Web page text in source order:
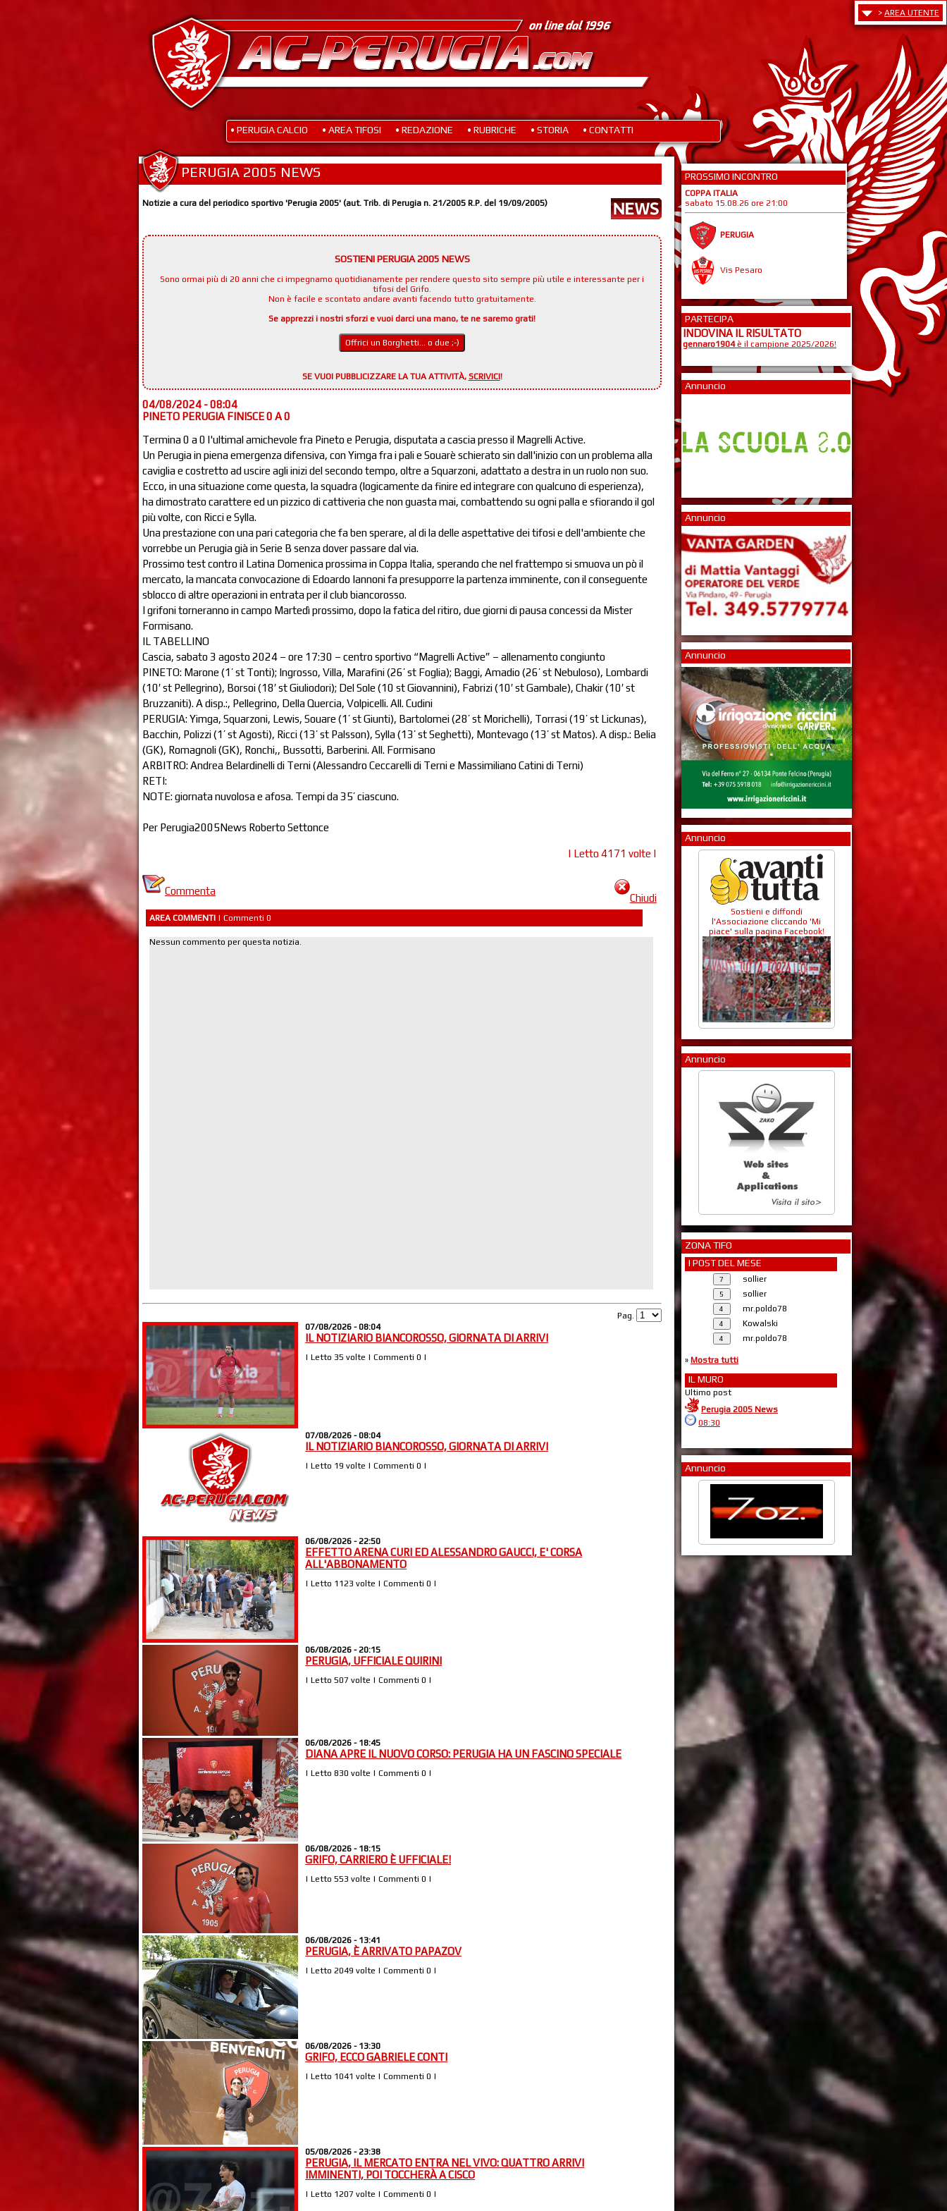
> AREA UTENTE
• PERUGIA CALCIO • AREA TIFOSI • REDAZIONE • RUBRICHE • STORIA • CONTATTI
PERUGIA 2005 NEWS
Notizie a cura del periodico sportivo 'Perugia 2005' (aut. Trib. di Perugia n. 21/2005 R.P. del 19/09/2005)
SOSTIENI PERUGIA 2005 NEWS
Sono ormai più di 20 anni che ci impegnamo quotidianamente per rendere questo sito sempre più utile e interessante per i
tifosi del Grifo.
Non è facile e scontato andare avanti facendo tutto gratuitamente.
Se apprezzi i nostri sforzi e vuoi darci una mano, te ne saremo grati!
Offrici un Borghetti... o due ;-)
SE VUOI PUBBLICIZZARE LA TUA ATTIVITÀ, SCRIVICI!
04/08/2024 - 08:04
PINETO PERUGIA FINISCE 0 A 0
Termina 0 a 0 l'ultimal amichevole fra Pineto e Perugia, disputata a cascia presso il Magrelli Active.
Un Perugia in piena emergenza difensiva, con Yimga fra i pali e Souarè schierato sin dall'inizio con un problema alla
caviglia e costretto ad uscire agli inizi del secondo tempo, oltre a Squarzoni, adattato a destra in un ruolo non suo.
Ecco, in una situazione come questa, la squadra (logicamente da finire ed integrare con qualcuno di esperienza),
ha dimostrato carattere ed un pizzico di cattiveria che non guasta mai, combattendo su ogni palla e sfiorando il gol
più volte, con Ricci e Sylla.
Una prestazione con una pari categoria che fa ben sperare, al di la delle aspettative dei tifosi e dell'ambiente che
vorrebbe un Perugia già in Serie B senza dover passare dal via.
Prossimo test contro il Latina Domenica prossima in Coppa Italia, sperando che nel frattempo si smuova un pò il
mercato, la mancata convocazione di Edoardo Iannoni fa presupporre la partenza imminente, con il conseguente
sblocco di altre operazioni in entrata per il club biancorosso.
I grifoni torneranno in campo Martedì prossimo, dopo la fatica del ritiro, due giorni di pausa concessi da Mister
Formisano.
IL TABELLINO
Cascia, sabato 3 agosto 2024 – ore 17:30 – centro sportivo “Magrelli Active” – allenamento congiunto
PINETO: Marone (1’ st Tonti); Ingrosso, Villa, Marafini (26’ st Foglia); Baggi, Amadio (26’ st Nebuloso), Lombardi
(10′ st Pellegrino), Borsoi (18′ st Giuliodori); Del Sole (10 st Giovannini), Fabrizi (10′ st Gambale), Chakir (10′ st
Bruzzaniti). A disp.:, Pellegrino, Della Quercia, Volpicelli. All. Cudini
PERUGIA: Yimga, Squarzoni, Lewis, Souare (1’ st Giunti), Bartolomei (28’ st Morichelli), Torrasi (19’ st Lickunas),
Bacchin, Polizzi (1’ st Agosti), Ricci (13’ st Palsson), Sylla (13’ st Seghetti), Montevago (13’ st Matos). A disp.: Belia
(GK), Romagnoli (GK), Ronchi,, Bussotti, Barberini. All. Formisano
ARBITRO: Andrea Belardinelli di Terni (Alessandro Ceccarelli di Terni e Massimiliano Catini di Terni)
RETI:
NOTE: giornata nuvolosa e afosa. Tempi da 35’ ciascuno.
Per Perugia2005News Roberto Settonce
| Letto 4171 volte |
Chiudi
Commenta
AREA COMMENTI | Commenti 0
Pag.
07/08/2026 - 08:04
IL NOTIZIARIO BIANCOROSSO, GIORNATA DI ARRIVI
| Letto 35 volte | Commenti 0 |
07/08/2026 - 08:04
IL NOTIZIARIO BIANCOROSSO, GIORNATA DI ARRIVI
| Letto 19 volte | Commenti 0 |
06/08/2026 - 22:50
EFFETTO ARENA CURI ED ALESSANDRO GAUCCI, E' CORSA
ALL'ABBONAMENTO
| Letto 1123 volte | Commenti 0 |
06/08/2026 - 20:15
PERUGIA, UFFICIALE QUIRINI
| Letto 507 volte | Commenti 0 |
06/08/2026 - 18:45
DIANA APRE IL NUOVO CORSO: PERUGIA HA UN FASCINO SPECIALE
| Letto 830 volte | Commenti 0 |
06/08/2026 - 18:15
GRIFO, CARRIERO È UFFICIALE!
| Letto 553 volte | Commenti 0 |
06/08/2026 - 13:41
PERUGIA, È ARRIVATO PAPAZOV
| Letto 2049 volte | Commenti 0 |
06/08/2026 - 13:30
GRIFO, ECCO GABRIELE CONTI
| Letto 1041 volte | Commenti 0 |
05/08/2026 - 23:38
PERUGIA, IL MERCATO ENTRA NEL VIVO: QUATTRO ARRIVI
IMMINENTI, POI TOCCHERÀ A CISCO
| Letto 1207 volte | Commenti 0 |
PROSSIMO INCONTRO
COPPA ITALIA
sabato 15.08.26 ore 21:00
PERUGIA
Vis Pesaro
PARTECIPA
INDOVINA IL RISULTATO
gennaro1904è il campione 2025/2026!
Annuncio
Annuncio
Annuncio
Annuncio
Sostieni e diffondi
l'Associazione cliccando 'Mi
piace' sulla pagina Facebook!
Annuncio
ZONA TIFO
I POST DEL MESE
sollier
sollier
mr.poldo78
Kowalski
mr.poldo78
» Mostra tutti
IL MURO
Ultimo post
Perugia 2005 News
08:30
Annuncio